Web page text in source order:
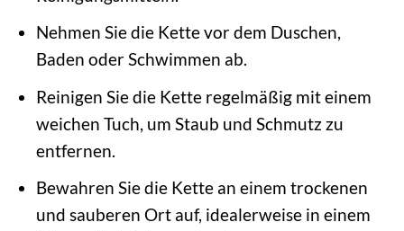
Nehmen Sie die Kette vor dem Duschen,
Baden oder Schwimmen ab.
Reinigen Sie die Kette regelmäßig mit einem
weichen Tuch, um Staub und Schmutz zu
entfernen.
Bewahren Sie die Kette an einem trockenen
und sauberen Ort auf, idealerweise in einem